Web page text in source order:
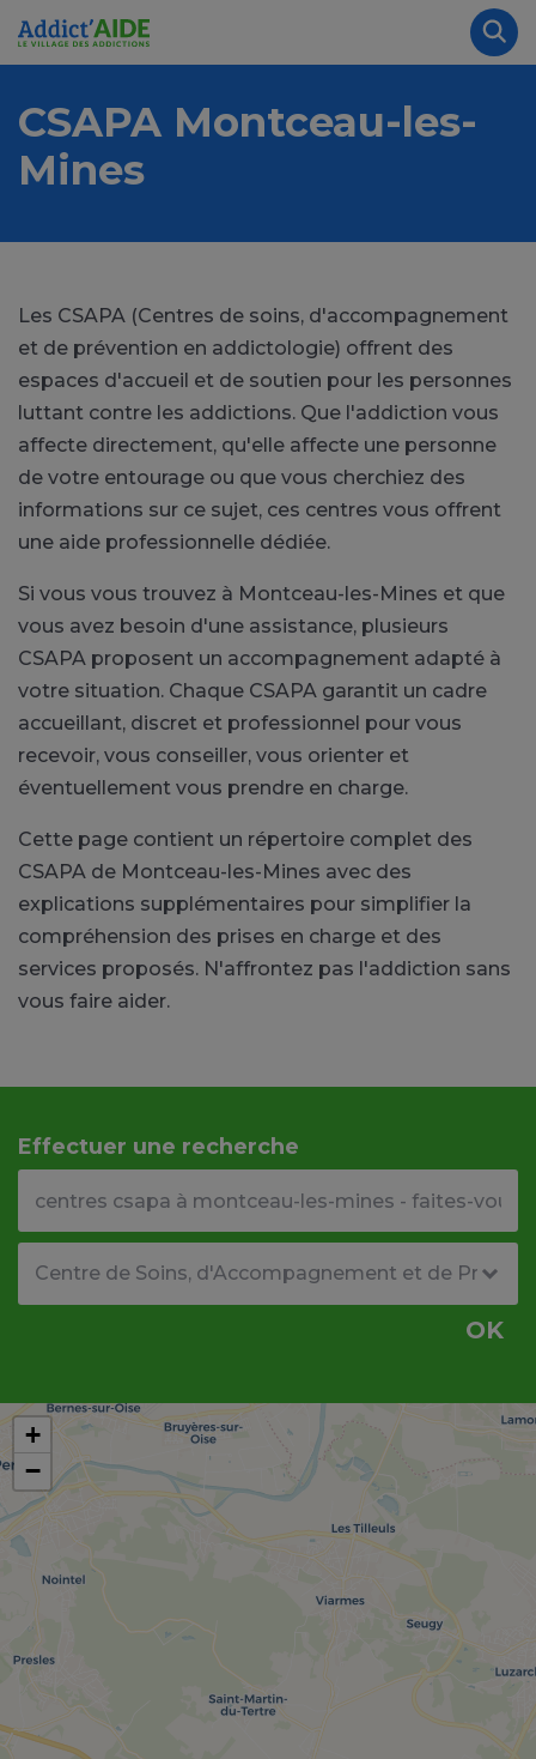
Aller au contenu principal
CSAPA Montceau-les-
Mines
Les CSAPA (Centres de soins, d'accompagnement
et de prévention en addictologie) offrent des
espaces d'accueil et de soutien pour les personnes
luttant contre les addictions. Que l'addiction vous
affecte directement, qu'elle affecte une personne
de votre entourage ou que vous cherchiez des
informations sur ce sujet, ces centres vous offrent
une aide professionnelle dédiée.
Si vous vous trouvez à Montceau-les-Mines et que
vous avez besoin d'une assistance, plusieurs
CSAPA proposent un accompagnement adapté à
votre situation. Chaque CSAPA garantit un cadre
accueillant, discret et professionnel pour vous
recevoir, vous conseiller, vous orienter et
éventuellement vous prendre en charge.
Cette page contient un répertoire complet des
CSAPA de Montceau-les-Mines avec des
explications supplémentaires pour simplifier la
compréhension des prises en charge et des
services proposés. N'affrontez pas l'addiction sans
vous faire aider.
Effectuer une recherche
OK
+
−
Panneau de gestion des cookies